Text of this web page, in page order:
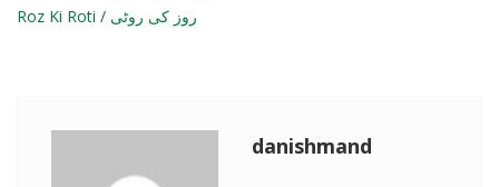
Roz Ki Roti / روز کی روٹی
danishmand